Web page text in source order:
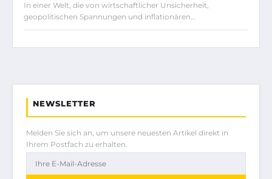
In einer Welt, die von wirtschaftlicher Unsicherheit,
geopolitischen Spannungen und inflationären…
NEWSLETTER
Melden Sie sich an, um unsere neuesten Artikel direkt in
Ihrem Postfach zu erhalten.